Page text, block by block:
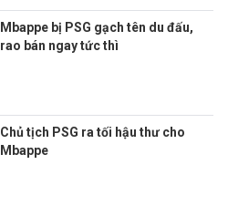
Mbappe bị PSG gạch tên du đấu,
rao bán ngay tức thì
Chủ tịch PSG ra tối hậu thư cho
Mbappe